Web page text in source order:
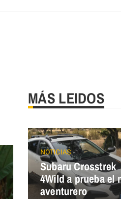
MÁS LEIDOS
NOTICIAS
Subaru Crosstrek
4Wild a prueba el
aventurero